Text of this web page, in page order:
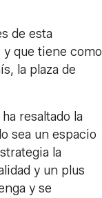
de esta
y que tiene como
la plaza de
resaltado la
sea un espacio
la
y un plus
y se